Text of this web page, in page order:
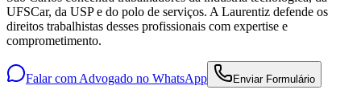
UFSCar, da USP e do polo de serviços. A Laurentiz defende os
direitos trabalhistas desses profissionais com expertise e
comprometimento.
Falar com Advogado no WhatsApp Enviar Formulário